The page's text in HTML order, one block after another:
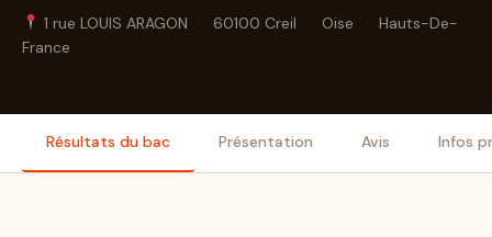
1 rue LOUIS ARAGON · 60100 Creil · Oise · Hauts-De-
France
Résultats du bac Présentation Avis Infos